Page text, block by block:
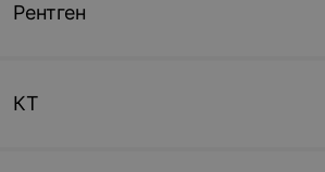
Рентген
КТ